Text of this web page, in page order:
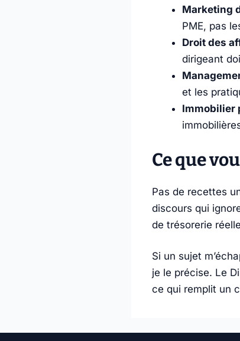
Marketing
PME, pas
Droit des
dirigeant
et les
Immobilier
Ce que
Pas de recettes
discours qui
de trésorerie
Si un sujet
je le précise. Le
ce qui remplit un